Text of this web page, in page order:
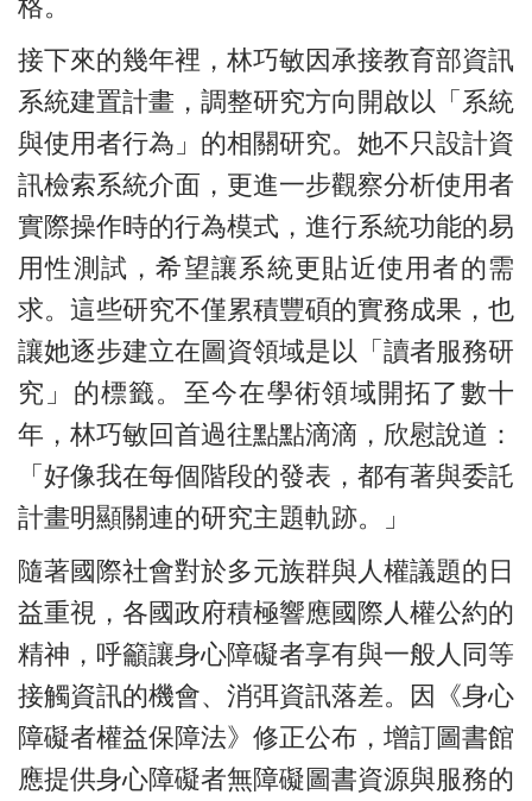
格。
接下來的幾年裡，林巧敏因承接教育部資訊
系統建置計畫，調整研究方向開啟以「系統
與使用者行為」的相關研究。她不只設計資
訊檢索系統介面，更進一步觀察分析使用者
實際操作時的行為模式，進行系統功能的易
用性測試，希望讓系統更貼近使用者的需
求。這些研究不僅累積豐碩的實務成果，也
讓她逐步建立在圖資領域是以「讀者服務研
究」的標籤。至今在學術領域開拓了數十
年，林巧敏回首過往點點滴滴，欣慰說道：
「好像我在每個階段的發表，都有著與委託
計畫明顯關連的研究主題軌跡。」
隨著國際社會對於多元族群與人權議題的日
益重視，各國政府積極響應國際人權公約的
精神，呼籲讓身心障礙者享有與一般人同等
接觸資訊的機會、消弭資訊落差。因《身心
障礙者權益保障法》修正公布，增訂圖書館
應提供身心障礙者無障礙圖書資源與服務的